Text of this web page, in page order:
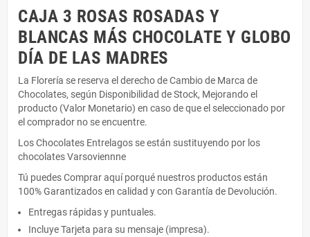
CAJA 3 ROSAS ROSADAS Y
BLANCAS MÁS CHOCOLATE Y GLOBO
DÍA DE LAS MADRES
La Florería se reserva el derecho de Cambio de Marca de
Chocolates, según Disponibilidad de Stock, Mejorando el
producto (Valor Monetario) en caso de que el seleccionado por
el comprador no se encuentre.
Los Chocolates Entrelagos se están sustituyendo por los
chocolates Varsoviennne
Tú puedes Comprar aquí porqué nuestros productos están
100% Garantizados en calidad y con Garantía de Devolución.
Entregas rápidas y puntuales.
Incluye Tarjeta para su mensaje (impresa).